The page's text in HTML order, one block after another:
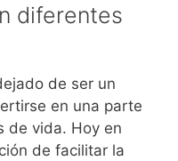
diferentes
de ser un
en una parte
de vida. Hoy en
de facilitar la